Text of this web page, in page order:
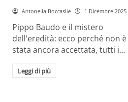
Antonella Boccasile 1 Dicembre 2025
Pippo Baudo e il mistero
dell'eredità: ecco perché non è
stata ancora accettata, tutti i…
Leggi di più